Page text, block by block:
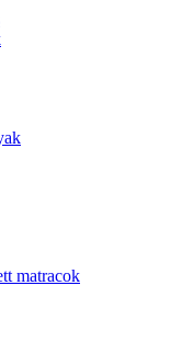
matracok